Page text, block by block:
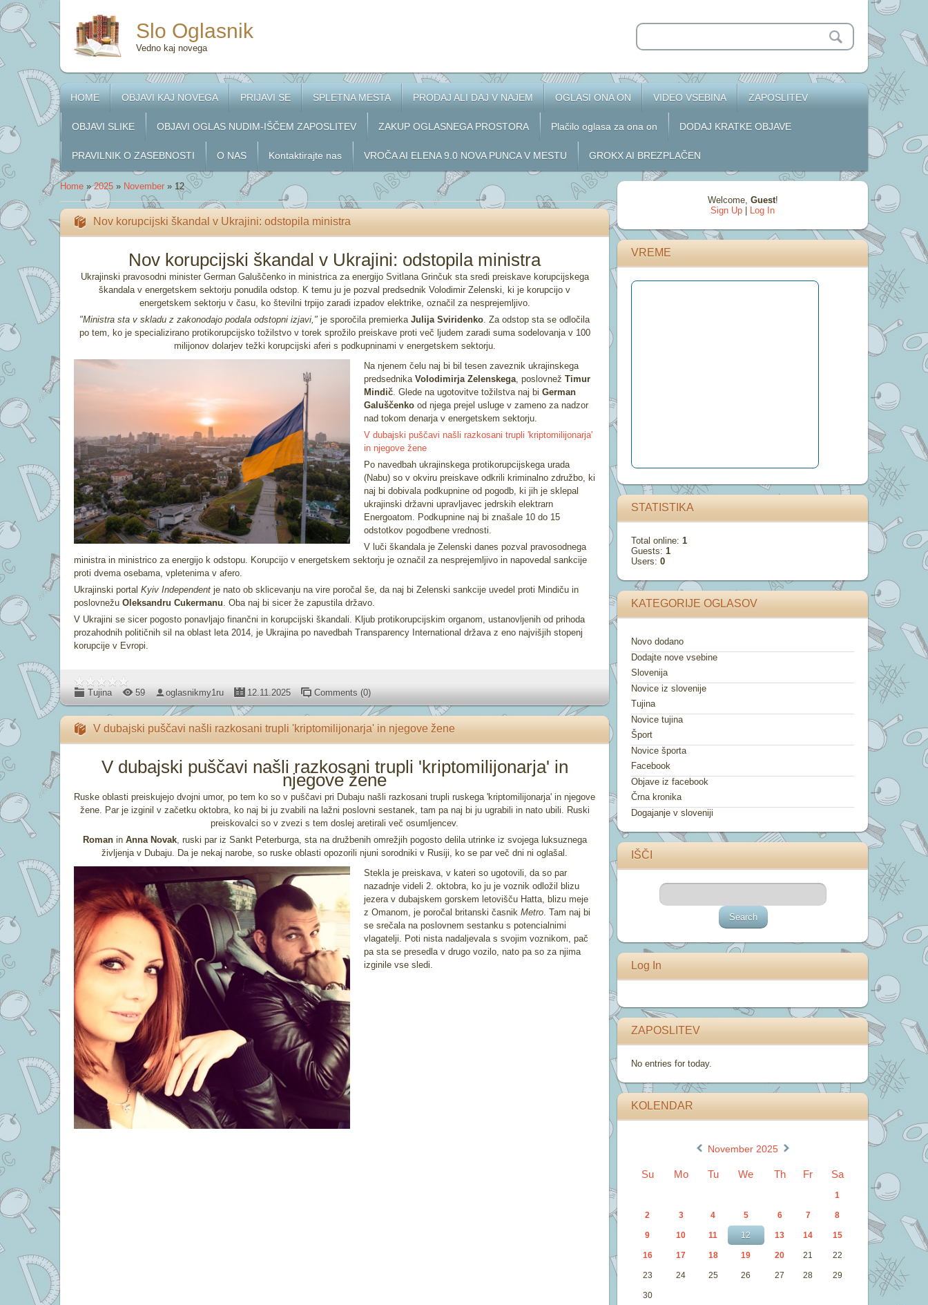
Slo Oglasnik
Vedno kaj novega
HOME OBJAVI KAJ NOVEGA PRIJAVI SE SPLETNA MESTA PRODAJ ALI DAJ V NAJEM OGLASI ONA ON VIDEO VSEBINA ZAPOSLITEV
OBJAVI SLIKE OBJAVI OGLAS NUDIM-IŠČEM ZAPOSLITEV ZAKUP OGLASNEGA PROSTORA Plačilo oglasa za ona on DODAJ KRATKE OBJAVE
PRAVILNIK O ZASEBNOSTI O NAS Kontaktirajte nas VROČA AI ELENA 9.0 NOVA PUNCA V MESTU GROKX AI BREZPLAČEN
Home » 2025 » November » 12
Nov korupcijski škandal v Ukrajini: odstopila ministra
Nov korupcijski škandal v Ukrajini: odstopila ministra
Ukrajinski pravosodni minister German Galuščenko in ministrica za energijo Svitlana Grinčuk sta sredi preiskave korupcijskega
škandala v energetskem sektorju ponudila odstop. K temu ju je pozval predsednik Volodimir Zelenski, ki je korupcijo v
energetskem sektorju v času, ko številni trpijo zaradi izpadov elektrike, označil za nesprejemljivo.
"Ministra sta v skladu z zakonodajo podala odstopni izjavi," je sporočila premierka Julija Sviridenko. Za odstop sta se odločila
po tem, ko je specializirano protikorupcijsko tožilstvo v torek sprožilo preiskave proti več ljudem zaradi suma sodelovanja v 100
milijonov dolarjev težki korupcijski aferi s podkupninami v energetskem sektorju.
Na njenem čelu naj bi bil tesen zaveznik ukrajinskega
predsednikaVolodimirja Zelenskega, poslovnež Timur
Mindič. Glede na ugotovitve tožilstva naj bi German
Galuščenko od njega prejel usluge v zameno za nadzor
nad tokom denarja v energetskem sektorju.
V dubajski puščavi našli razkosani trupli 'kriptomilijonarja'
in njegove žene
Po navedbah ukrajinskega protikorupcijskega urada
(Nabu) so v okviru preiskave odkrili kriminalno združbo, ki
naj bi dobivala podkupnine od pogodb, ki jih je sklepal
ukrajinski državni upravljavec jedrskih elektrarn
Energoatom. Podkupnine naj bi znašale 10 do 15
odstotkov pogodbene vrednosti.
V luči škandala je Zelenski danes pozval pravosodnega
ministra in ministrico za energijo k odstopu. Korupcijo v energetskem sektorju je označil za nesprejemljivo in napovedal sankcije
proti dvema osebama, vpletenima v afero.
Ukrajinski portal Kyiv Independent je nato ob sklicevanju na vire poročal še, da naj bi Zelenski sankcije uvedel proti Mindiču in
poslovnežu Oleksandru Cukermanu. Oba naj bi sicer že zapustila državo.
V Ukrajini se sicer pogosto ponavljajo finančni in korupcijski škandali. Kljub protikorupcijskim organom, ustanovljenih od prihoda
prozahodnih političnih sil na oblast leta 2014, je Ukrajina po navedbah Transparency International država z eno najvišjih stopenj
korupcije v Evropi.
Tujina 59 oglasnikmy1ru 12.11.2025 Comments (0)
V dubajski puščavi našli razkosani trupli 'kriptomilijonarja' in njegove žene
V dubajski puščavi našli razkosani trupli 'kriptomilijonarja' in
njegove žene
Ruske oblasti preiskujejo dvojni umor, po tem ko so v puščavi pri Dubaju našli razkosani trupli ruskega 'kriptomilijonarja' in njegove
žene. Par je izginil v začetku oktobra, ko naj bi ju zvabili na lažni poslovni sestanek, tam pa naj bi ju ugrabili in nato ubili. Ruski
preiskovalci so v zvezi s tem doslej aretirali več osumljencev.
Roman in Anna Novak, ruski par iz Sankt Peterburga, sta na družbenih omrežjih pogosto delila utrinke iz svojega luksuznega
življenja v Dubaju. Da je nekaj narobe, so ruske oblasti opozorili njuni sorodniki v Rusiji, ko se par več dni ni oglašal.
Stekla je preiskava, v kateri so ugotovili, da so par
nazadnje videli 2. oktobra, ko ju je voznik odložil blizu
jezera v dubajskem gorskem letovišču Hatta, blizu meje
z Omanom, je poročal britanski časnik Metro. Tam naj bi
se srečala na poslovnem sestanku s potencialnimi
vlagatelji. Poti nista nadaljevala s svojim voznikom, pač
pa sta se presedla v drugo vozilo, nato pa so za njima
izginile vse sledi.
Welcome, Guest!
Sign Up
Log In
VREME
STATISTIKA
Total online:1
Guests:1
Users:0
KATEGORIJE OGLASOV
Novo dodano
Dodajte nove vsebine
Slovenija
Novice iz slovenije
Tujina
Novice tujina
Šport
Novice športa
Facebook
Objave iz facebook
Črna kronika
Dogajanje v sloveniji
IŠČI
Log In
ZAPOSLITEV
No entries for today.
KOLENDAR
« November 2025 »
Su Mo Tu We Th Fr Sa
1
2 3 4 5 6 7 8
9 10 11 12 13 14 15
16 17 18 19 20 21 22
23 24 25 26 27 28 29
30